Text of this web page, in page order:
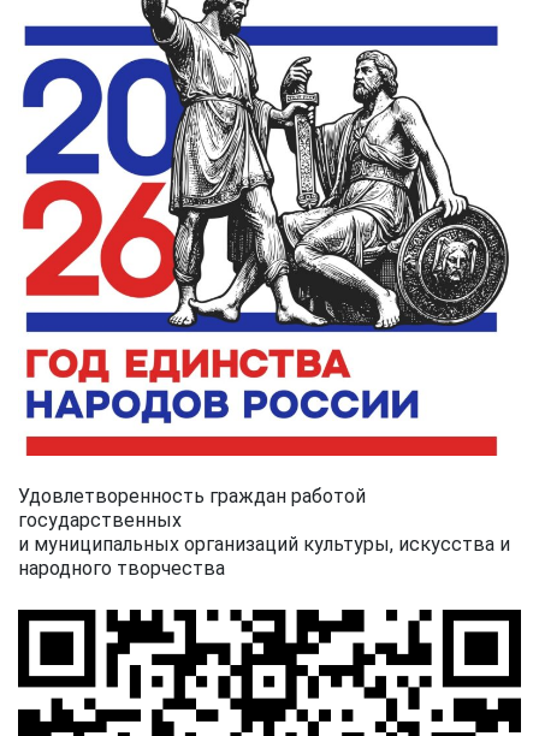
Удовлетворенность граждан работой
государственных
и муниципальных организаций культуры, искусства и
народного творчества